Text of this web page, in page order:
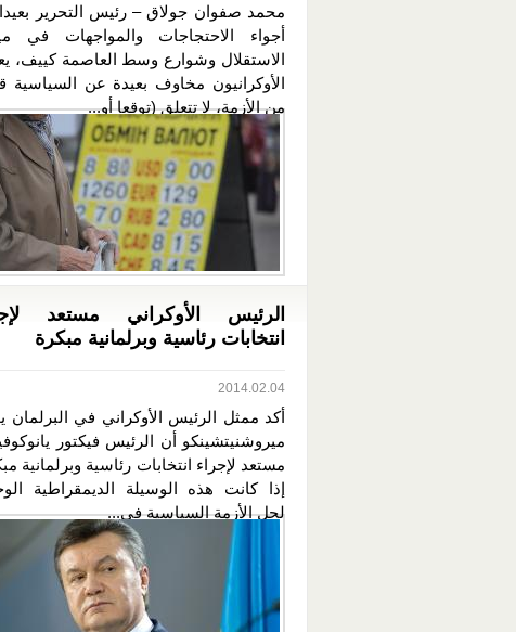
محمد صفوان جولاق – رئيس التحرير
أجواء الاحتجاجات والمواجهات في
الاستقلال وشوارع وسط العاصمة كييف،
الأوكرانيون مخاوف بعيدة عن السياسية
من الأزمة، لا تتعلق (توقعا أو...
الرئيس الأوكراني مستعد
انتخابات رئاسية وبرلمانية مبكرة
2014.02.04
أكد ممثل الرئيس الأوكراني في البرلمان
ميروشنيتشينكو أن الرئيس فيكتور
مستعد لإجراء انتخابات رئاسية وبرلمانية
إذا كانت هذه الوسيلة الديمقراطية
لحل الأزمة السياسية في...